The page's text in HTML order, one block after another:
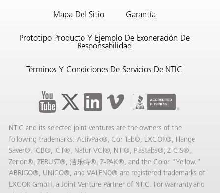
Mapa Del Sitio Garantía
Prototipo Producto Y Ejemplo De Exoneración De
Responsabilidad
Términos Y Condiciones De Servicios De NTIC
NTIC and its selected joint ventures are the owners of the
following trademarks: ActivPak®, Cor Tab®, EXCOR®, Flange
Saver®, ICB®, ICT®, Natur-VCI®, NTI®, Plastabs®, Z-CIS®,
Zerion®, ZERUST®, 洁乐特®, Z-PAK®, and the Color “Yellow.”
ABRIGO®, UNICO®, and VALENO® are registered trademarks of
EXCOR GmbH, a Joint Venture Partner of NTIC. For warranty and